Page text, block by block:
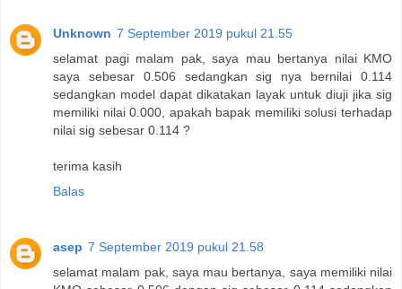
Unknown 7 September 2019 pukul 21.55
selamat pagi malam pak, saya mau bertanya nilai KMO
saya sebesar 0.506 sedangkan sig nya bernilai 0.114
sedangkan model dapat dikatakan layak untuk diuji jika sig
memiliki nilai 0.000, apakah bapak memiliki solusi terhadap
nilai sig sebesar 0.114 ?
terima kasih
Balas
asep 7 September 2019 pukul 21.58
selamat malam pak, saya mau bertanya, saya memiliki nilai